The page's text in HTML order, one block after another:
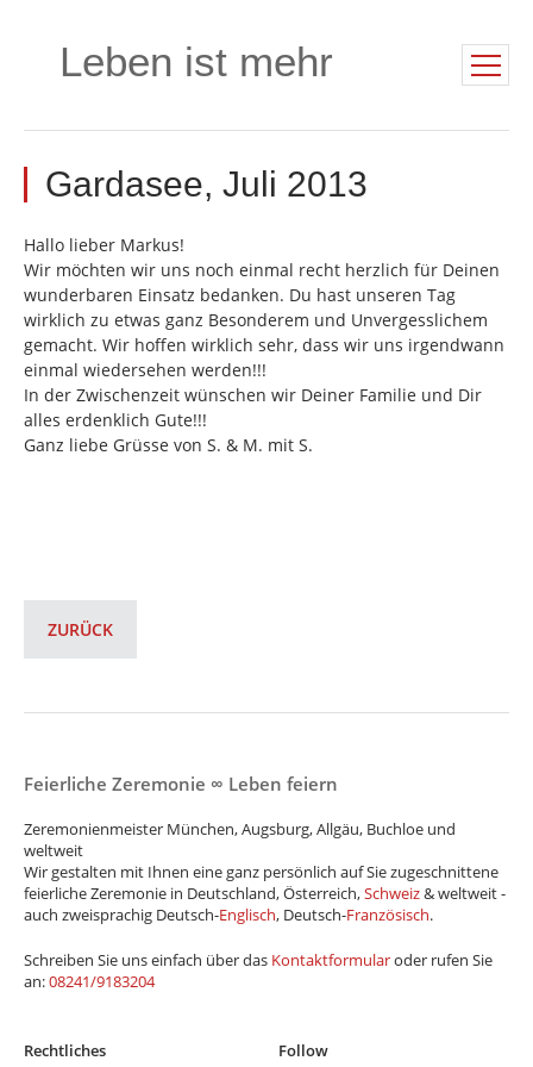
Leben ist mehr
Gardasee, Juli 2013
Hallo lieber Markus!
Wir möchten wir uns noch einmal recht herzlich für Deinen
wunderbaren Einsatz bedanken. Du hast unseren Tag
wirklich zu etwas ganz Besonderem und Unvergesslichem
gemacht. Wir hoffen wirklich sehr, dass wir uns irgendwann
einmal wiedersehen werden!!!
In der Zwischenzeit wünschen wir Deiner Familie und Dir
alles erdenklich Gute!!!
Ganz liebe Grüsse von S. & M. mit S.
ZURÜCK
Rechtliches
Feierliche Zeremonie ∞ Leben feiern
Zeremonienmeister München, Augsburg, Allgäu, Buchloe und
weltweit
Wir gestalten mit Ihnen eine ganz persönlich auf Sie zugeschnittene
feierliche Zeremonie in Deutschland, Österreich,Schweiz& weltweit -
auch zweisprachig Deutsch-Englisch, Deutsch-Französisch.
Schreiben Sie uns einfach über das Kontaktformularoder rufen Sie
an:08241/9183204
Follow